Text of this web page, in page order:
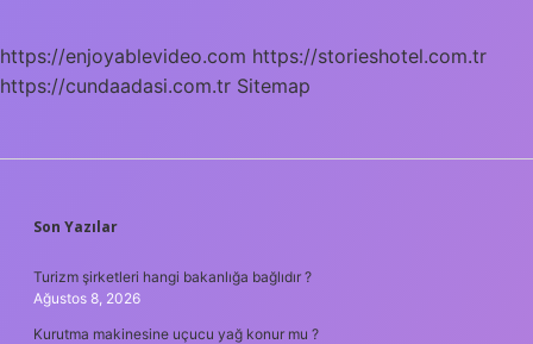
https://enjoyablevideo.com https://storieshotel.com.tr
https://cundaadasi.com.tr Sitemap
SIDEBAR
Son Yazılar
Turizm şirketleri hangi bakanlığa bağlıdır ?
Ağustos 8, 2026
Kurutma makinesine uçucu yağ konur mu ?